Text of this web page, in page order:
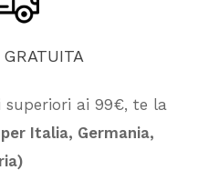
nel carrello.
GRATUITA
superiori ai 99€, te la
Italia, Germania,